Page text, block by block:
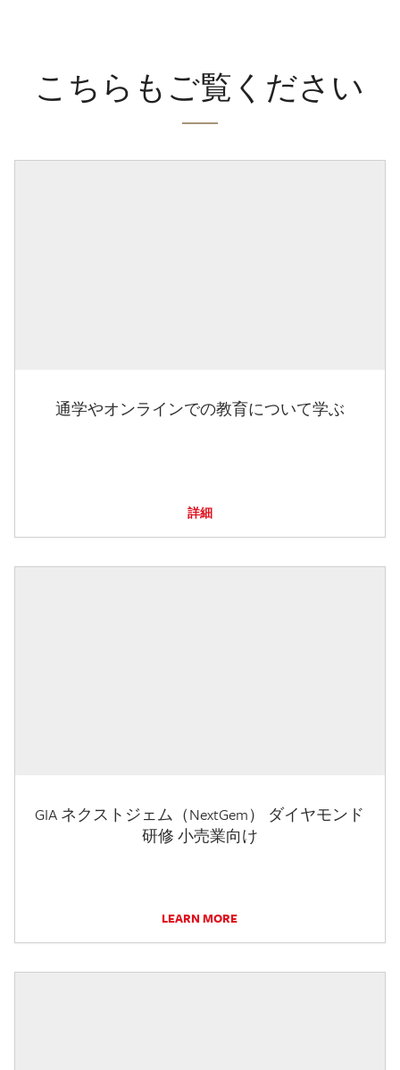
こちらもご覧ください
通学やオンラインでの教育について学ぶ
詳細
GIA ネクストジェム（NextGem） ダイヤモンド
研修 小売業向け
LEARN MORE